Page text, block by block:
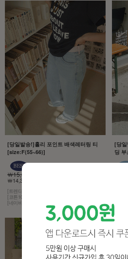
[당일발송!]홀리 포인트 배색레터링 티
[size:F(55~66)]
￦15,000
￦14,300 5%
[트렌디한 감성]
[코튼100% 소재]
[네이비 컬러에 화이트 레터링]
[당일
딩
[컬